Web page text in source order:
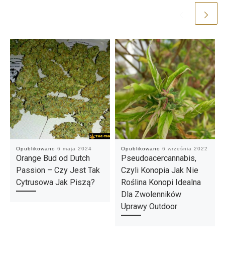
Opublikowano 6 maja 2024
Orange Bud od Dutch
Passion – Czy Jest Tak
Cytrusowa Jak Piszą?
Opublikowano 6 września 2022
Pseudoacercannabis,
Czyli Konopia Jak Nie
Roślina Konopi Idealna
Dla Zwolenników
Uprawy Outdoor